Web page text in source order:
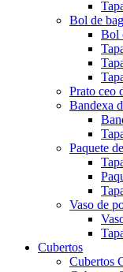
Bol de
Bol
Prato ceo
Bandexa
Paquete
Vaso de
Cubertos
Cubertos